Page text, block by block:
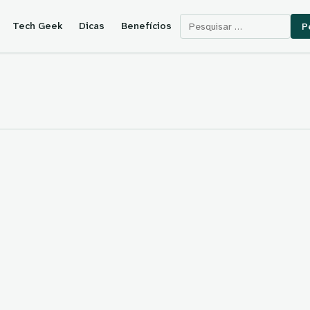
Tech Geek Dicas Benefícios Pesquisar por: